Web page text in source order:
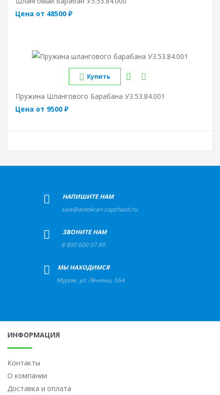
Цена от 48500 ₽
Купить
Пружина Шлангового Барабана У3.53.84.001
Цена от 9500 ₽
НАПИШИТЕ НАМ
sale@avtokran-zapchasti.ru
ЗВОНИТЕ НАМ
8 800 600 07 89
МЫ НАХОДИМСЯ
Муром, ул. Ленина, 56А
ИНФОРМАЦИЯ
Контакты
О компании
Доставка и оплата